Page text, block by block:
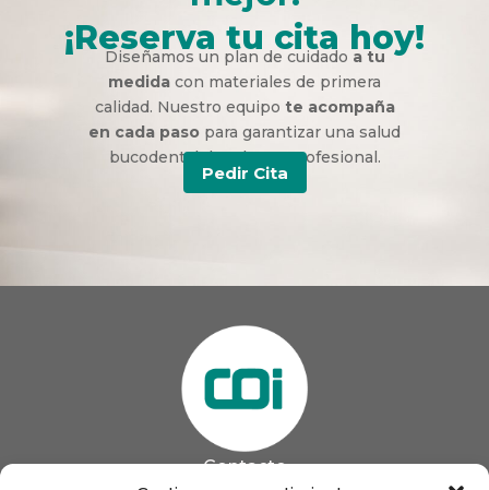
¡Reserva tu cita hoy!
Diseñamos un plan de cuidado a tu
medida con materiales de primera
calidad. Nuestro equipo te acompaña
en cada paso para garantizar una salud
bucodental duradera y profesional.
Pedir Cita
Contacto